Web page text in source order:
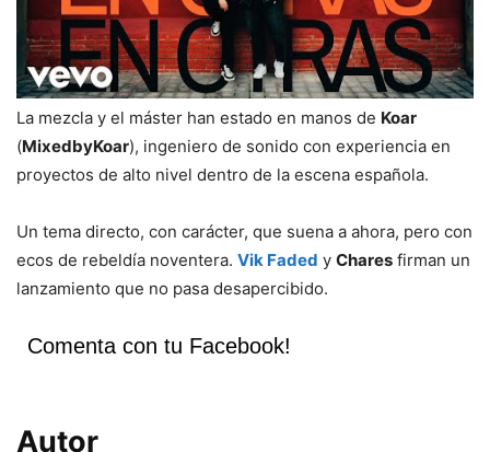
La mezcla y el máster han estado en manos de Koar
(MixedbyKoar), ingeniero de sonido con experiencia en
proyectos de alto nivel dentro de la escena española.
Un tema directo, con carácter, que suena a ahora, pero con
ecos de rebeldía noventera. Vik Faded y Chares firman un
lanzamiento que no pasa desapercibido.
Comenta con tu Facebook!
Autor